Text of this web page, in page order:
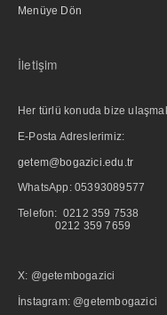
Menüye Dön
İletişim
Her türlü konuda bize
E-Posta Adreslerimiz:
getem@bogazici.edu.tr
WhatsApp: 05393089577
Telefon: 0212 359 7538
0212 359 7659
X: @getembogazici
İnstagram: @getembogazici